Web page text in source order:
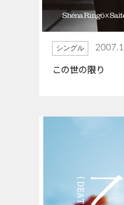
シングル 2007.1
この世の限り